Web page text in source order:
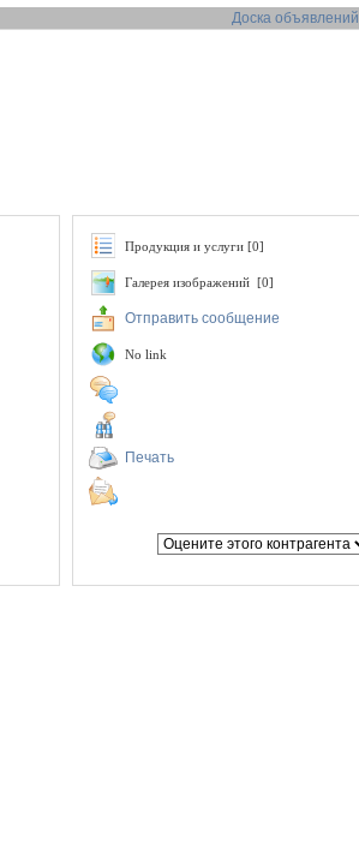
Доска объявлений
Продукция и услуги [0]
Галерея изображений [0]
Отправить сообщение
No link
Печать